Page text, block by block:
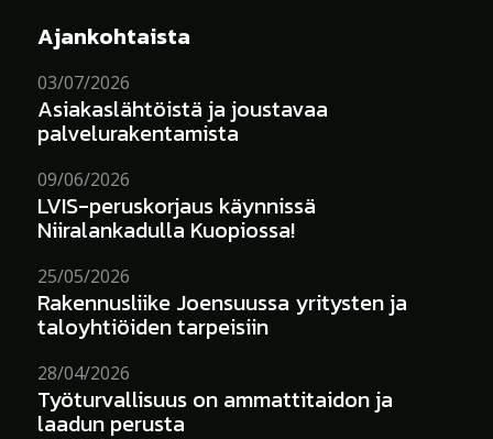
Ajankohtaista
03/07/2026
Asiakaslähtöistä ja joustavaa
palvelurakentamista
09/06/2026
LVIS-peruskorjaus käynnissä
Niiralankadulla Kuopiossa!
25/05/2026
Rakennusliike Joensuussa yritysten ja
taloyhtiöiden tarpeisiin
28/04/2026
Työturvallisuus on ammattitaidon ja
laadun perusta